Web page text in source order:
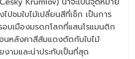
ปชมใบไม้เปลี่ยนสีที่เช็ก เป็นการ
อบเมืองมรดกโลกที่แสนโรแมนติก
นหลังคาสีส้มแดงตัดกับใบไม้
ามและน่าประทับเป็นที่สุด